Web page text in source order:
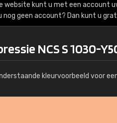
website kunt u met een account
nog geen account? Dan kunt u
NCS S 1030-
kleurvoorbeeld voor